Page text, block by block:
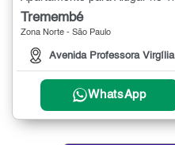
Tremembé
Zona Norte - São Paulo
Avenida Professora Virgília
WhatsApp